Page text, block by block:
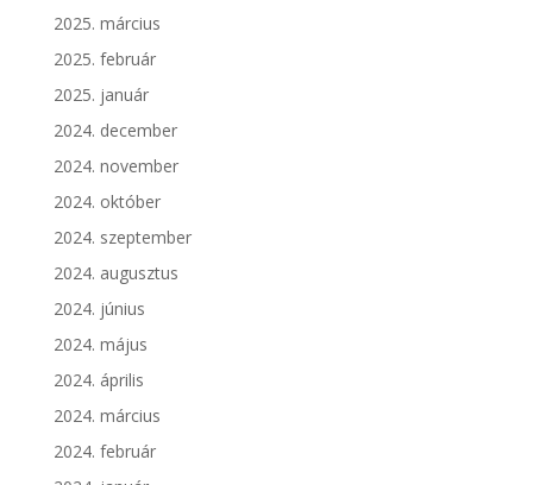
2025. március
2025. február
2025. január
2024. december
2024. november
2024. október
2024. szeptember
2024. augusztus
2024. június
2024. május
2024. április
2024. március
2024. február